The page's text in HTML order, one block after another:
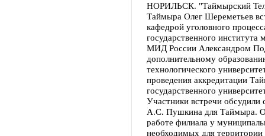
НОРИЛЬСК. "Таймырский
Таймыра Олег Шереметьев
кафедрой уголовного
государственного
МИД России Александром
дополнительному
технологического
проведения аккредитации
государственного
Участники встречи
А.С. Пушкина для Таймыра.
работе филиала у
необходимых для территории